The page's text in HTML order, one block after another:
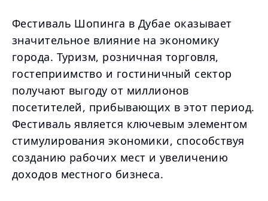
Фестиваль Шопинга в Дубае оказывает
значительное влияние на экономику
города. Туризм, розничная торговля,
гостеприимство и гостиничный сектор
получают выгоду от миллионов
посетителей, прибывающих в этот период.
Фестиваль является ключевым элементом
стимулирования экономики, способствуя
созданию рабочих мест и увеличению
доходов местного бизнеса.